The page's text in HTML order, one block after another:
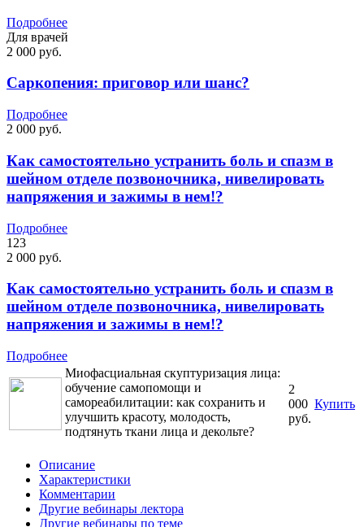
Подробнее
Для врачей
2 000 руб.
Саркопения: приговор или шанс?
Подробнее
2 000 руб.
Как самостоятельно устранить боль и спазм в
шейном отделе позвоночника, нивелировать
напряжения и зажимы в нем!?
Подробнее
123
2 000 руб.
Как самостоятельно устранить боль и спазм в
шейном отделе позвоночника, нивелировать
напряжения и зажимы в нем!?
Подробнее
Миофасциальная скуптуризация лица:
обучение самопомощи и
самореабилитации: как сохранить и
улучшить красоту, молодость,
подтянуть ткани лица и декольте?
2
000
руб.
Купить
Описание
Характеристики
Комментарии
Другие вебинары лектора
Другие вебинары по теме